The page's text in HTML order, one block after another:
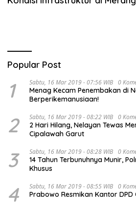
Popular Post
1 Sabtu, 16 Mar 2019 - 07:56 WIB 0
Menag Kecam Penembakan di
Berperikemanusiaan!
2 Sabtu, 16 Mar 2019 - 08:22 WIB 0
2 Hari Hilang, Nelayan Tewas
Cipalawah Garut
3 Sabtu, 16 Mar 2019 - 08:28 WIB 0
14 Tahun Terbunuhnya Munir,
Khusus
4 Sabtu, 16 Mar 2019 - 08:55 WIB 0
Prabowo Resmikan Kantor